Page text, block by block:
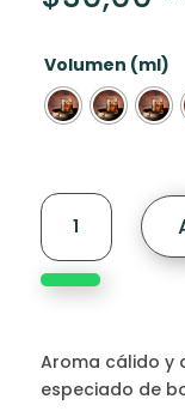
Volumen (ml)
Sandalwood
Bourbon
hrc
Fragrance
Aroma cálido y
especiado de